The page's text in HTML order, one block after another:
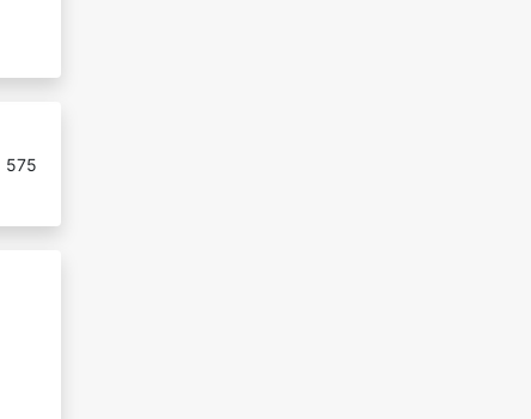
575